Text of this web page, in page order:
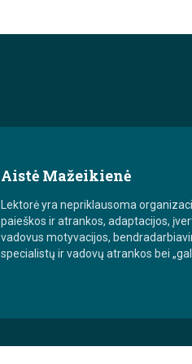
Aistė Mažeikienė
Lektorė yra nepriklausoma
paieškos ir atrankos, adaptacijos,
vadovus motyvacijos,
specialistų ir vadovų atrankos bei